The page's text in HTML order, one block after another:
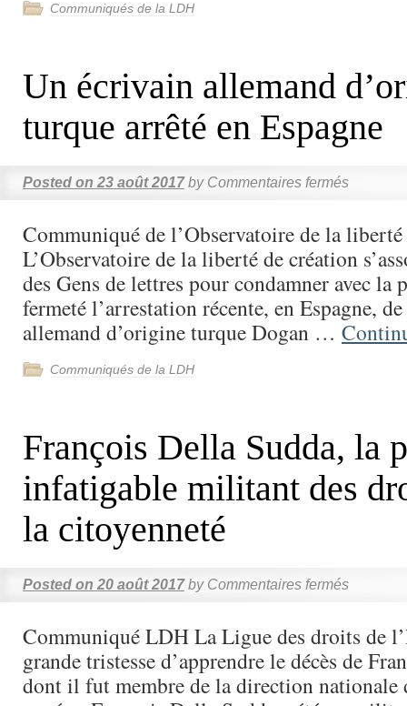
Communiqués de la LDH
Un écrivain allemand
turque arrêté en Espagne
Posted on 23 août 2017 by Commentaires fermés
Communiqué de l’Observatoire de la
L’Observatoire de la liberté de création
des Gens de lettres pour condamner avec la
fermeté l’arrestation récente, en Espagne,
allemand d’origine turque Dogan …
Communiqués de la LDH
François Della Sudda, la
infatigable militant des
la citoyenneté
Posted on 20 août 2017 by Commentaires fermés
Communiqué LDH La Ligue des droits de
grande tristesse d’apprendre le décès de
dont il fut membre de la direction nationale